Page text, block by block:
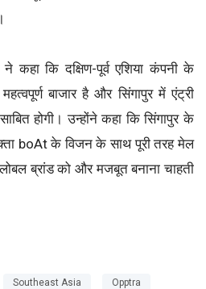
कहा कि दक्षिण-पूर्व एशिया कंपनी के
बाजार है और सिंगापुर में एंट्री
होगी। उन्होंने कहा कि सिंगापुर के
boAt के विजन के साथ पूरी तरह मेल
ब्रांड को और मजबूत बनाना चाहती
Southeast Asia Opptra